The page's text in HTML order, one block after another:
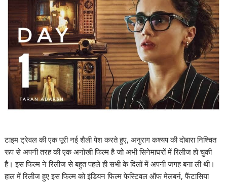
टाइम ट्रेवल की एक पूरी नई शैली पेश करते हुए, अनुराग कश्यप की दोबारा निश्चित
रूप से अपनी तरह की एक अनोखी फिल्म है जो अभी सिनेमाघरों में रिलीज हो चुकी
है। इस फिल्म ने रिलीज से बहुत पहले ही सभी के दिलों में अपनी जगह बना ली थी।
हाल में रिलीज हुए इस फिल्म को इंडियन फिल्म फेस्टिवल ऑफ मेलबर्न, फैंटासिया